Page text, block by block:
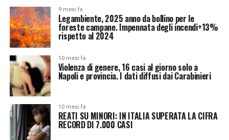
9 mesi fa
Legambiente, 2025 anno da bollino per le
foreste campane. Impennata degli incendi+13%
rispetto al 2024
10 mesi fa
Violenza di genere, 16 casi al giorno solo a
Napoli e provincia. I dati diffusi dai Carabinieri
10 mesi fa
REATI SU MINORI: IN ITALIA SUPERATA LA CIFRA
RECORD DI 7.000 CASI